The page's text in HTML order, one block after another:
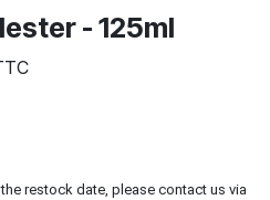
- 125ml
restock date, please contact us via